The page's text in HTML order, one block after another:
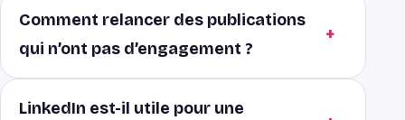
Comment relancer des publications
qui n’ont pas d’engagement ?
LinkedIn est-il utile pour une